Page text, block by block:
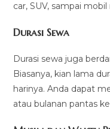
car, SUV, sampai
Durasi Sewa
Durasi sewa juga
Biasanya, kian lama
harinya. Anda dapat
atau bulanan pantas